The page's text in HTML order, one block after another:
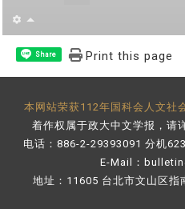
Share Print this page
本网站荣获112年国科会人文社
着作权属于政大中文学报，请
电话：886-2-29393091 分机
E-Mail：
地址：11605 台北市文山区指